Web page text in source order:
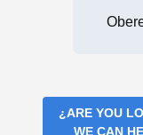
¿ARE YOU
WE CAN